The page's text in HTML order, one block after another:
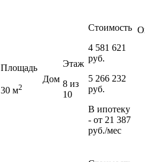
Площадь
30 м2
Дом
Этаж
8 из
10
Стоимость
4 581 621
руб.
5 266 232
руб.
В ипотеку
- от 21 387
руб./мес